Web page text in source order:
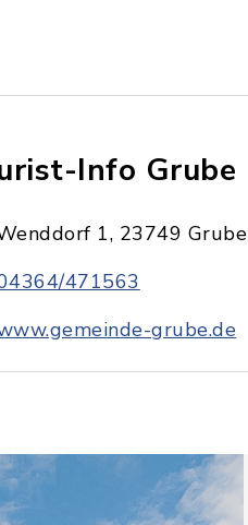
Info Grube
1, 23749 Grube
471563
grube.de